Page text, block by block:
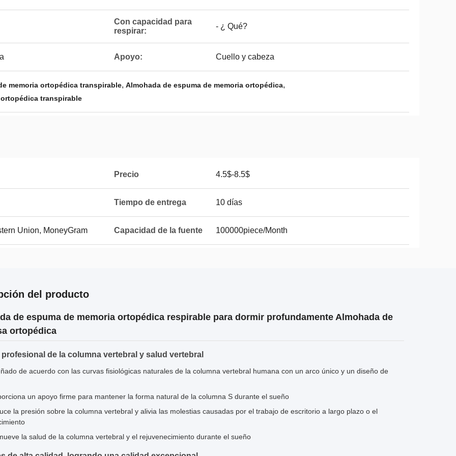
Con capacidad para
respirar:
- ¿ Qué?
Apoyo: Cuello y cabeza
memoria ortopédica transpirable, Almohada de espuma de memoria ortopédica,
transpirable
Precio 4.5$-8.5$
Tiempo de entrega 10 días
Union, MoneyGram Capacidad de la fuente 100000piece/Month
del producto
de espuma de memoria ortopédica respirable para dormir profundamente Almohada de
ortopédica
de la columna vertebral y salud vertebral
de acuerdo con las curvas fisiológicas naturales de la columna vertebral humana con un arco único y un diseño de
un apoyo firme para mantener la forma natural de la columna S durante el sueño
la presión sobre la columna vertebral y alivia las molestias causadas por el trabajo de escritorio a largo plazo o el
la salud de la columna vertebral y el rejuvenecimiento durante el sueño